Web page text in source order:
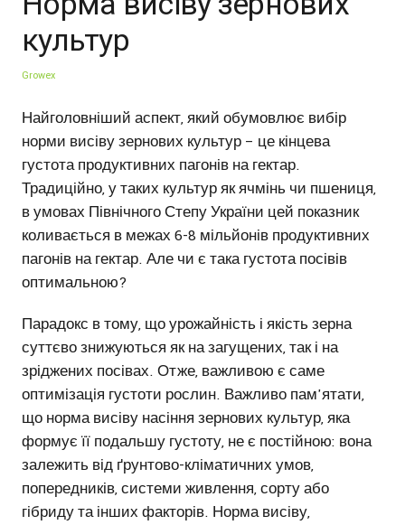
культур
Growex
Найголовніший аспект, який обумовлює вибір
норми висіву зернових культур – це кінцева
густота продуктивних пагонів на гектар.
Традиційно, у таких культур як ячмінь чи пшениця,
в умовах Північного Степу України цей показник
коливається в межах 6-8 мільйонів продуктивних
пагонів на гектар. Але чи є така густота посівів
оптимальною?
Парадокс в тому, що урожайність і якість зерна
суттєво знижуються як на загущених, так і на
зріджених посівах. Отже, важливою є саме
оптимізація густоти рослин. Важливо пам'ятати,
що норма висіву насіння зернових культур, яка
формує її подальшу густоту, не є постійною: вона
залежить від ґрунтово-кліматичних умов,
попередників, системи живлення, сорту або
гібриду та інших факторів. Норма висіву,